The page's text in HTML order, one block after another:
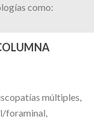
como:
múltiples,
foraminal,